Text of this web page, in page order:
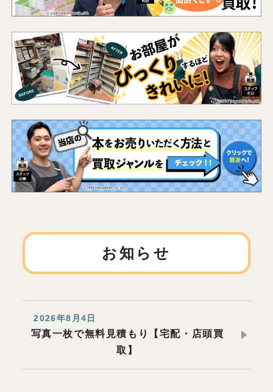
お知らせ
2026年8月4日
写真一枚で無料見積もり【宅配・店頭買
取】